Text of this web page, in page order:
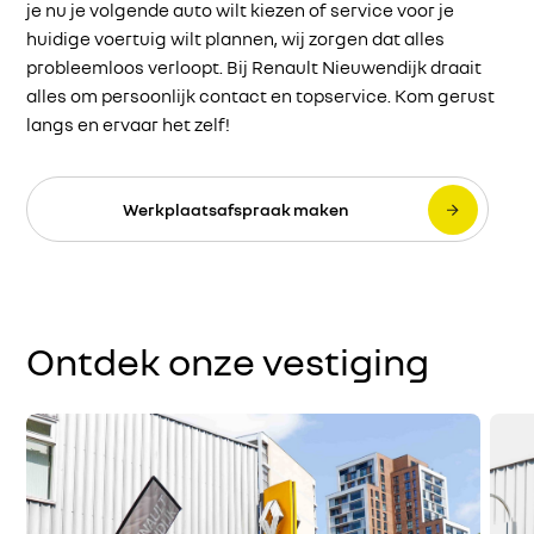
je nu je volgende auto wilt kiezen of service voor je
huidige voertuig wilt plannen, wij zorgen dat alles
probleemloos verloopt. Bij Renault Nieuwendijk draait
alles om persoonlijk contact en topservice. Kom gerust
langs en ervaar het zelf!
Werkplaatsafspraak maken
Ontdek onze vestiging